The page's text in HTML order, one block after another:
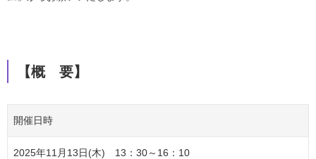
【概 要】
開催日時
2025年11月13日(木) 13：30～16：10